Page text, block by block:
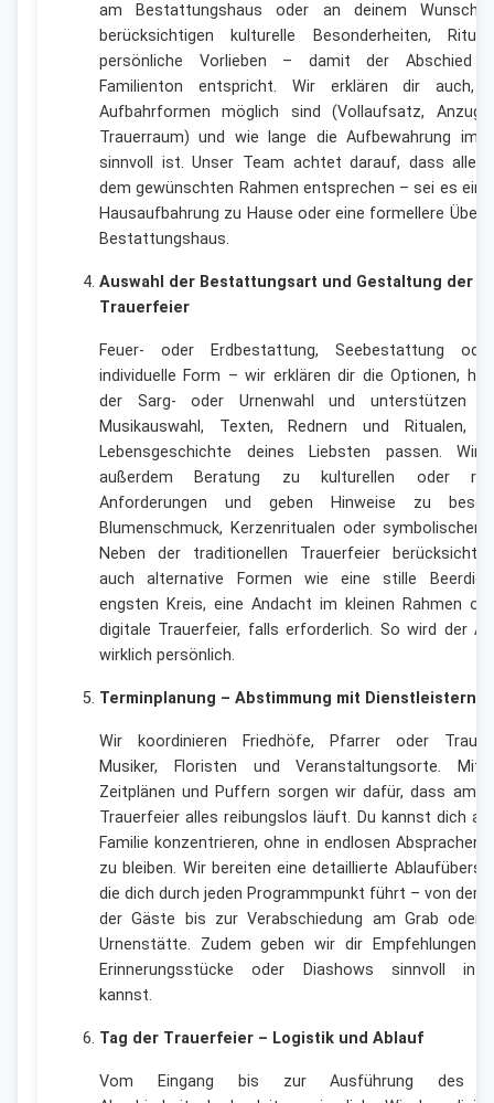
am Bestattungshaus oder an deinem
berücksichtigen kulturelle Besonderheiten,
persönliche Vorlieben – damit der Abschied
Familienton entspricht. Wir erklären dir auch,
Aufbahrformen möglich sind (Vollaufsatz,
Trauerraum) und wie lange die Aufbewahrung im
sinnvoll ist. Unser Team achtet darauf, dass alle
dem gewünschten Rahmen entsprechen – sei es
Hausaufbahrung zu Hause oder eine formellere
Bestattungshaus.
Auswahl der Bestattungsart und Gestaltung der
Trauerfeier
Feuer- oder Erdbestattung, Seebestattung
individuelle Form – wir erklären dir die Optionen,
der Sarg- oder Urnenwahl und unterstützen
Musikauswahl, Texten, Rednern und Ritualen,
Lebensgeschichte deines Liebsten passen. Wir
außerdem Beratung zu kulturellen oder
Anforderungen und geben Hinweise zu
Blumenschmuck, Kerzenritualen oder symbolischen
Neben der traditionellen Trauerfeier
auch alternative Formen wie eine stille
engsten Kreis, eine Andacht im kleinen Rahmen
digitale Trauerfeier, falls erforderlich. So wird der
wirklich persönlich.
Terminplanung – Abstimmung mit Dienstleistern
Wir koordinieren Friedhöfe, Pfarrer oder
Musiker, Floristen und Veranstaltungsorte. Mit
Zeitplänen und Puffern sorgen wir dafür, dass am
Trauerfeier alles reibungslos läuft. Du kannst dich
Familie konzentrieren, ohne in endlosen Absprachen
zu bleiben. Wir bereiten eine detaillierte
die dich durch jeden Programmpunkt führt – von der
der Gäste bis zur Verabschiedung am Grab oder
Urnenstätte. Zudem geben wir dir Empfehlungen,
Erinnerungsstücke oder Diashows sinnvoll
kannst.
Tag der Trauerfeier – Logistik und Ablauf
Vom Eingang bis zur Ausführung des